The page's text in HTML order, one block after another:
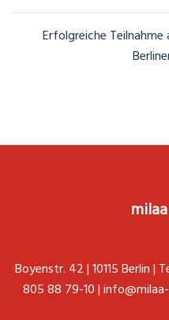
Erfolgreiche
Boyenstr. 42 | 10115 Berlin |
805 88 79-10 |